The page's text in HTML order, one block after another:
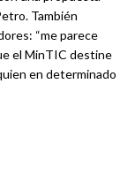
También
“me parece
el MinTIC destine
en determinado